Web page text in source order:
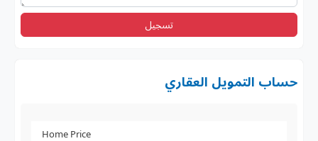
تسجيل
حساب التمويل العقاري
Home Price